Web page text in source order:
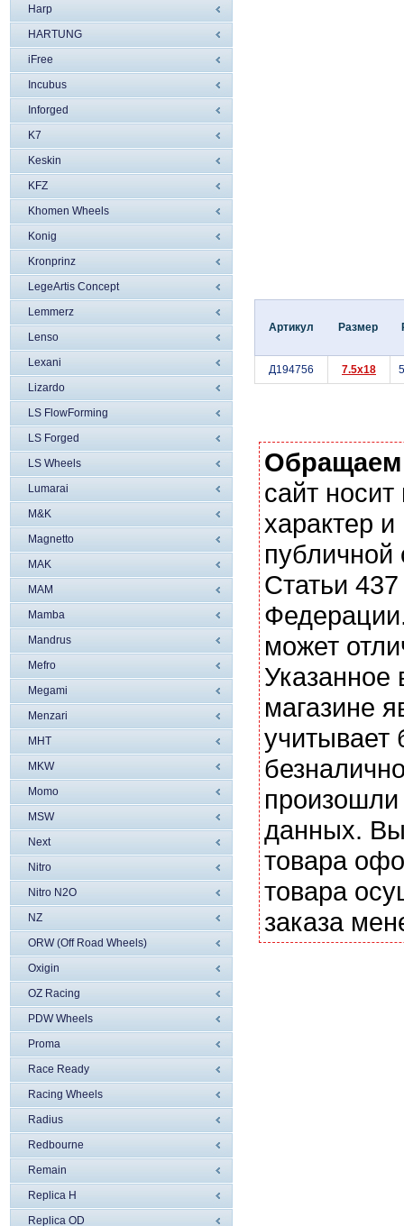
Harp
HARTUNG
iFree
Incubus
Inforged
K7
Keskin
KFZ
Khomen Wheels
Konig
Kronprinz
LegeArtis Concept
Lemmerz
Lenso
Lexani
Lizardo
LS FlowForming
LS Forged
LS Wheels
Lumarai
M&K
Magnetto
MAK
MAM
Mamba
Mandrus
Mefro
Megami
Menzari
MHT
MKW
Momo
MSW
Next
Nitro
Nitro N2O
NZ
ORW (Off Road Wheels)
Oxigin
OZ Racing
PDW Wheels
Proma
Race Ready
Racing Wheels
Radius
Redbourne
Remain
Replica H
Replica OD
Артикул Размер
Д194756 7.5x18
сайт
характер
Статьи
может
магазине
учитывает
данных. Вы
товара
товара
заказа